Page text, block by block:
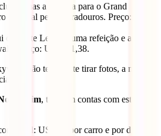
apenas a entrada para o Grand
especial pelos miradouros. Preço: US $
o pacote Legacy, uma refeição e a
Preço: US $ 71,38.
não te permite tirar fotos, a menos
Rim, também contas com estas
US $30 por carro e por dia.